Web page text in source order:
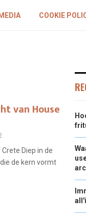
COOKIE
van House
Diep in de
de kern vormt